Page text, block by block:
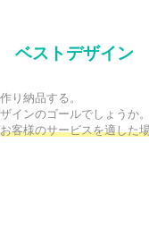
ベストデザイン
り納品する。
インのゴールでしょうか
お客様のサービスを適した